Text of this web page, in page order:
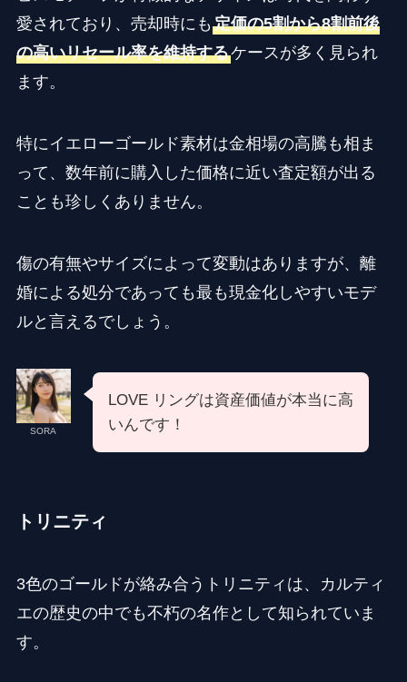
愛されており、売却時にも 定価の5割から8割前後
の高いリセール率を維持するケースが多く見られ
ます。
特にイエローゴールド素材は金相場の高騰も相ま
って、数年前に購入した価格に近い査定額が出る
ことも珍しくありません。
傷の有無やサイズによって変動はありますが、離
婚による処分であっても最も現金化しやすいモデ
ルと言えるでしょう。
SORA
LOVE リングは資産価値が本当に高
いんです！
トリニティ
3色のゴールドが絡み合うトリニティは、カルティ
エの歴史の中でも不朽の名作として知られていま
す。